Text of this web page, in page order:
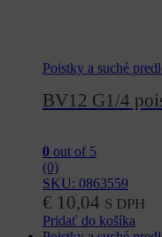
Poistky a suché
BV12 G1/4
0 out of 5
(0)
SKU: 0863559
€ 10,04 S DPH
Pridať do košíka